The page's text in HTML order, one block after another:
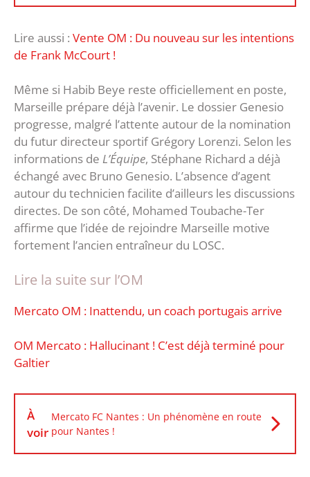
Lire aussi : Vente OM : Du nouveau sur les intentions
de Frank McCourt !
Même si Habib Beye reste officiellement en poste,
Marseille prépare déjà l’avenir. Le dossier Genesio
progresse, malgré l’attente autour de la nomination
du futur directeur sportif Grégory Lorenzi. Selon les
informations de L’Équipe, Stéphane Richard a déjà
échangé avec Bruno Genesio. L’absence d’agent
autour du technicien facilite d’ailleurs les discussions
directes. De son côté, Mohamed Toubache-Ter
affirme que l’idée de rejoindre Marseille motive
fortement l’ancien entraîneur du LOSC.
Lire la suite sur l’OM
Mercato OM : Inattendu, un coach portugais arrive
OM Mercato : Hallucinant ! C’est déjà terminé pour
Galtier
À
voir
Mercato FC Nantes : Un phénomène en route
pour Nantes !